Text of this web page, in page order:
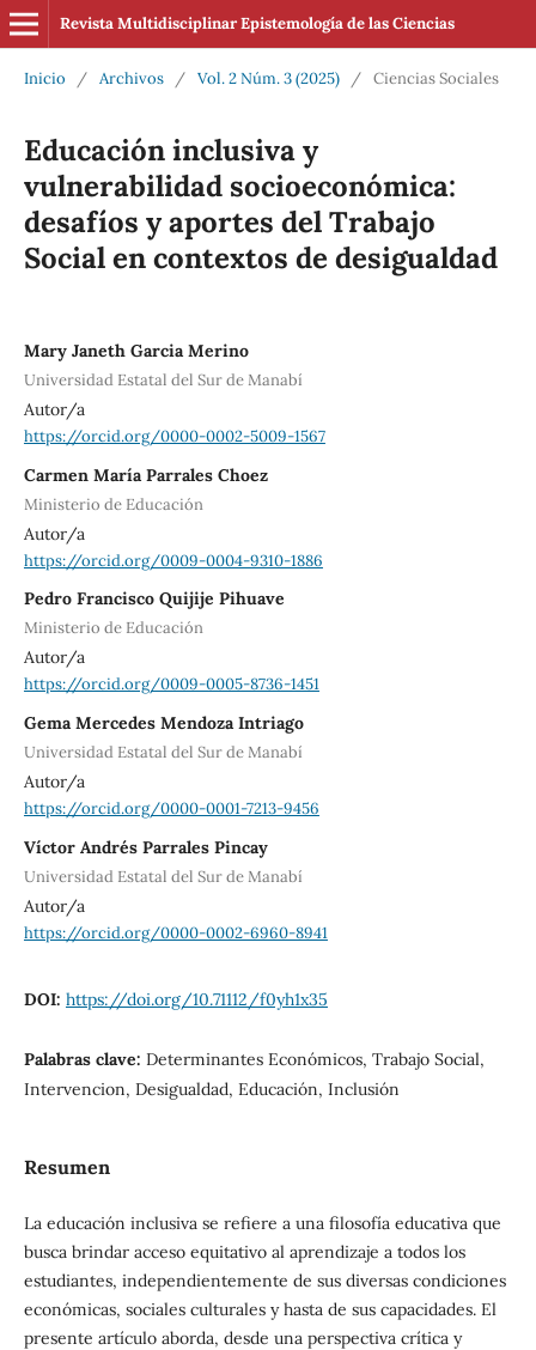
Revista Multidisciplinar Epistemología de las Ciencias
Inicio / Archivos / Vol. 2 Núm. 3 (2025) / Ciencias Sociales
Educación inclusiva y
vulnerabilidad socioeconómica:
desafíos y aportes del Trabajo
Social en contextos de desigualdad
Mary Janeth Garcia Merino
Universidad Estatal del Sur de Manabí
Autor/a
https://orcid.org/0000-0002-5009-1567
Carmen María Parrales Choez
Ministerio de Educación
Autor/a
https://orcid.org/0009-0004-9310-1886
Pedro Francisco Quijije Pihuave
Ministerio de Educación
Autor/a
https://orcid.org/0009-0005-8736-1451
Gema Mercedes Mendoza Intriago
Universidad Estatal del Sur de Manabí
Autor/a
https://orcid.org/0000-0001-7213-9456
Víctor Andrés Parrales Pincay
Universidad Estatal del Sur de Manabí
Autor/a
https://orcid.org/0000-0002-6960-8941
DOI: https://doi.org/10.71112/f0yh1x35
Palabras clave: Determinantes Económicos, Trabajo Social,
Intervencion, Desigualdad, Educación, Inclusión
Resumen
La educación inclusiva se refiere a una filosofía educativa que
busca brindar acceso equitativo al aprendizaje a todos los
estudiantes, independientemente de sus diversas condiciones
económicas, sociales culturales y hasta de sus capacidades. El
presente artículo aborda, desde una perspectiva crítica y